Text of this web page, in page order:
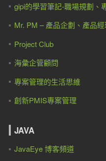
gipi的學習筆記-職場規劃、
Mr. PM – 產品企劃、產品
Project Club
海彙企管顧問
專案管理的生活思維
創新PMIS專案管理
JAVA
JavaEye 博客頻道